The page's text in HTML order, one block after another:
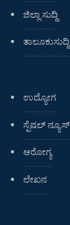
ಜಿಲ್ಲಾ ಸುದ್ದಿ
ತಾಲೂಕುಸುದ್ದಿ
ಉದ್ಯೋಗ
ಸ್ಪೆಷಲ್ ನ್ಯೂಸ್
ಆರೋಗ್ಯ
ಲೇಖನ